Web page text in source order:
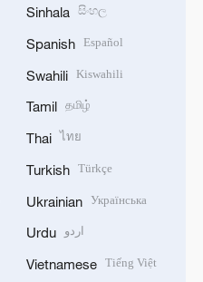
Sinhala සිංහල
Spanish Español
Swahili Kiswahili
Tamil தமிழ்
Thai ไทย
Turkish Türkçe
Ukrainian Українська
Urdu اردو
Vietnamese Tiếng Việt